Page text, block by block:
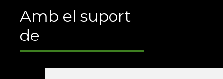
Amb el suport
de